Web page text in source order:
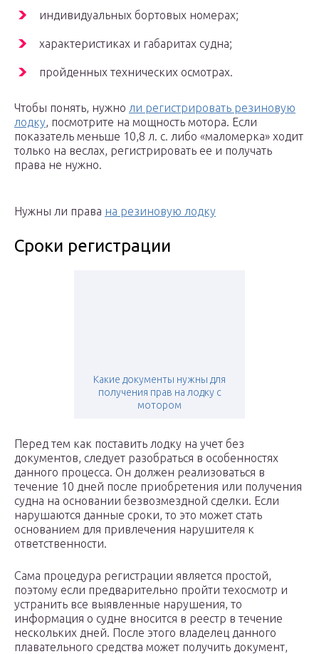
индивидуальных бортовых номерах;
характеристиках и габаритах судна;
пройденных технических осмотрах.
Чтобы понять, нужно ли регистрировать резиновую
лодку, посмотрите на мощность мотора. Если
показатель меньше 10,8 л. с. либо «маломерка» ходит
только на веслах, регистрировать ее и получать
права не нужно.
Нужны ли права на резиновую лодку
Сроки регистрации
Какие документы нужны для
получения прав на лодку с
мотором
Перед тем как поставить лодку на учет без
документов, следует разобраться в особенностях
данного процесса. Он должен реализоваться в
течение 10 дней после приобретения или получения
судна на основании безвозмездной сделки. Если
нарушаются данные сроки, то это может стать
основанием для привлечения нарушителя к
ответственности.
Сама процедура регистрации является простой,
поэтому если предварительно пройти техосмотр и
устранить все выявленные нарушения, то
информация о судне вносится в реестр в течение
нескольких дней. После этого владелец данного
плавательного средства может получить документ,